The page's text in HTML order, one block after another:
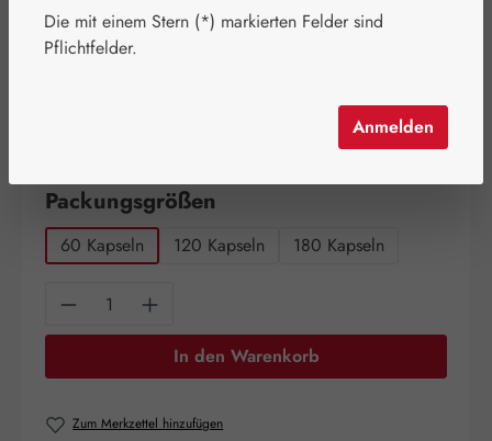
Regulärer Preis:
122,00 €
Inhalt:0.017 Kilogramm
Packungsgrößen
60 Kapseln 120 Kapseln 180 Kapseln
Produkt Anzahl: Gib den gewünschten
In den Warenkorb
Zum Merkzettel hinzufügen
Die mit einem Stern (*) markierten Felder sind
Pflichtfelder.
Anmelden